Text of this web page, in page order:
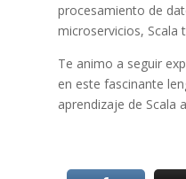
procesamiento de
microservicios, Scala
Te animo a seguir
en este fascinante
aprendizaje de Scala